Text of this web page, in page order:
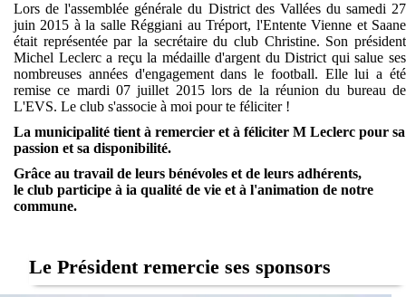
Lors de l'assemblée générale du District des Vallées du samedi 27
juin 2015 à la salle Réggiani au Tréport, l'Entente Vienne et Saane
était représentée par la secrétaire du club Christine. Son président
Michel Leclerc a reçu la médaille d'argent du District qui salue ses
nombreuses années d'engagement dans le football. Elle lui a été
remise ce mardi 07 juillet 2015 lors de la réunion du bureau de
L'EVS. Le club s'associe à moi pour te féliciter !
La municipalité tient à remercier et à féliciter M Leclerc pour sa
passion et sa disponibilité.
Grâce au travail de leurs bénévoles et de leurs adhérents,
le club participe à ia qualité de vie et à l'animation de notre
commune.
Le Président remercie ses sponsors